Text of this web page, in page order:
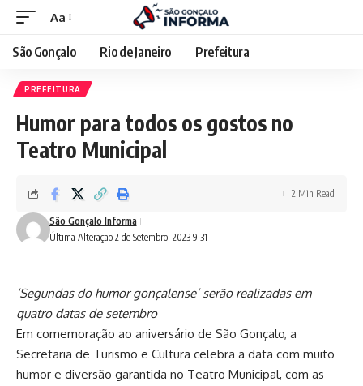
Aa
São Gonçalo Rio de Janeiro Prefeitura
PREFEITURA
Humor para todos os gostos no
Teatro Municipal
Última Alteração 2 de Setembro, 2023 9:31
São Gonçalo Informa
2 Min Read
‘Segundas do humor gonçalense’ serão realizadas em
quatro datas de setembro
Em comemoração ao aniversário de São Gonçalo, a
Secretaria de Turismo e Cultura celebra a data com muito
humor e diversão garantida no Teatro Municipal, com as